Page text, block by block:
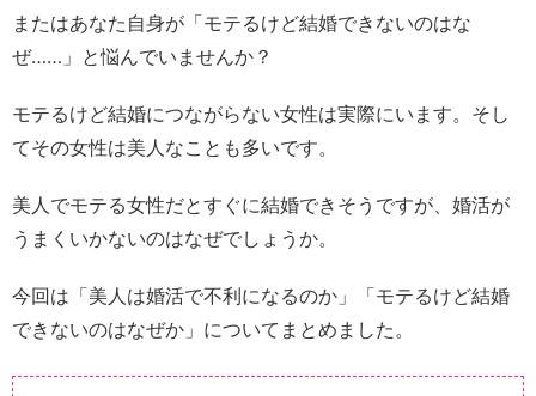
またはあなた自身が「モテるけど結婚できないのはな
ぜ……」と悩んでいませんか？
モテるけど結婚につながらない女性は実際にいます。そし
てその女性は美人なことも多いです。
美人でモテる女性だとすぐに結婚できそうですが、婚活が
うまくいかないのはなぜでしょうか。
今回は「美人は婚活で不利になるのか」「モテるけど結婚
できないのはなぜか」についてまとめました。